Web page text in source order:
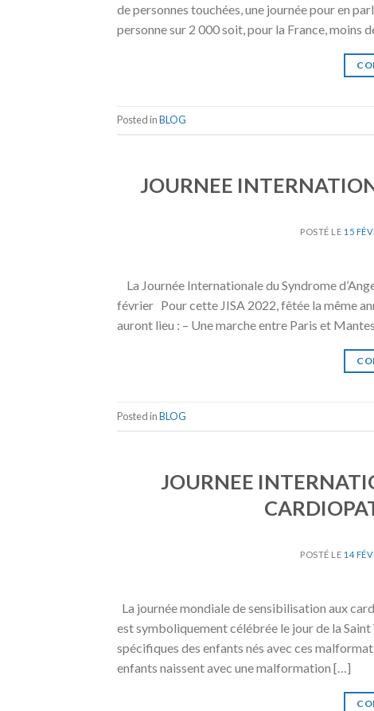
de personnes touchées, une journée pour en
personne sur 2 000 soit, pour la France, moins
Posted inBLOG
JOURNEE
POSTÉ LE 15
La Journée Internationale du Syndrome
février Pour cette JISA 2022, fêtée la même
auront lieu : – Une marche entre Paris et
Posted inBLOG
JOURNEE
POSTÉ LE 14
La journée mondiale de sensibilisation aux
est symboliquement célébrée le jour de la
spécifiques des enfants nés avec ces
enfants naissent avec une malformation […]